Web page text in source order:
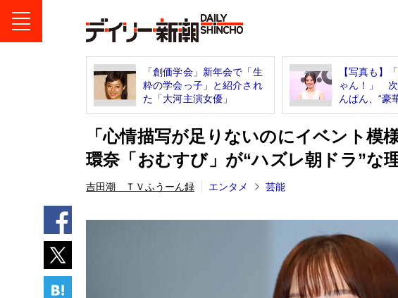
「創価学会」新年会で「生
粋の学会っ子」と紹介され
た「大河主演女優」
【写真も】
ゃん！」 次
んぱん、“豪
「心情描写が足りないのにイベント
環奈「おむすび」が“ハズレ朝ドラ”な
吉田潮 ＴＶふうーん録 エンタメ 芸能